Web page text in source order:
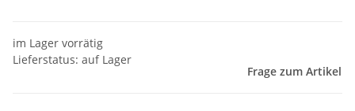
im Lager vorrätig
Lieferstatus: auf Lager
Frage zum Artikel